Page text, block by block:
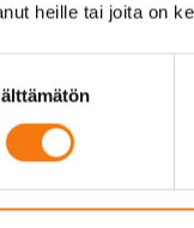
heille tai joita on
kivituhka voidaan
murskeen
on helppo kuljettaa
ja haitat?
on edullinen ja